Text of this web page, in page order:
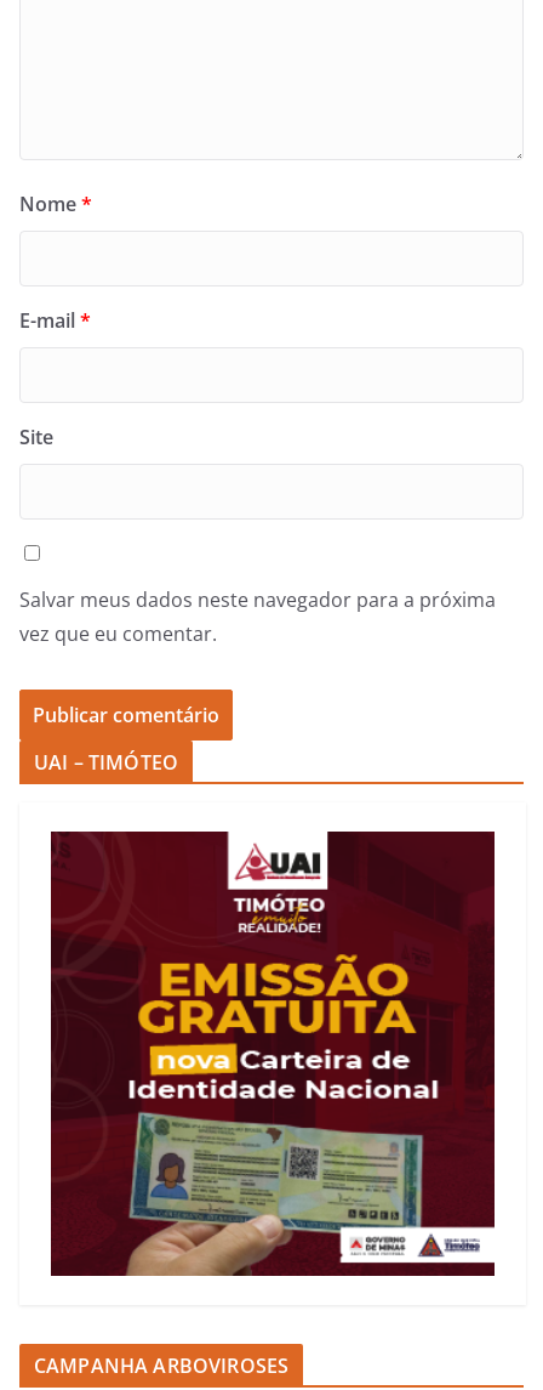
Nome*
E-mail*
Site
Salvar meus dados neste navegador para a próxima
vez que eu comentar.
UAI – TIMÓTEO
CAMPANHA ARBOVIROSES